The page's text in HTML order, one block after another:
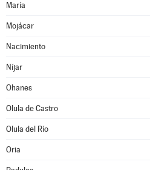
María
Mojácar
Nacimiento
Níjar
Ohanes
Olula de Castro
Olula del Río
Oria